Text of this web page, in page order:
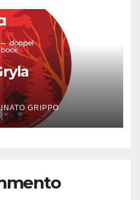
GRIPPO